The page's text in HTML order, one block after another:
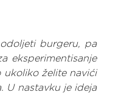
burgeru, pa
eksperimentisanje
ukoliko želite navići
U nastavku je ideja